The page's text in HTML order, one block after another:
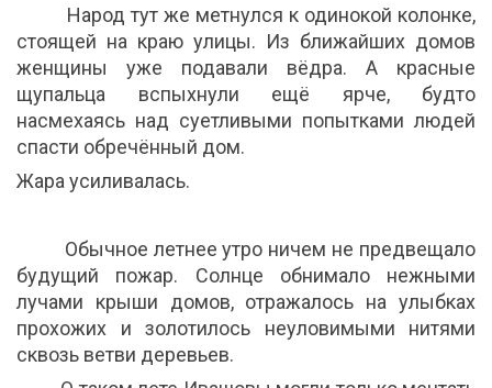
Народ тут же метнулся к одинокой колонке,
стоящей на краю улицы. Из ближайших домов
женщины уже подавали вёдра. А красные
щупальца вспыхнули ещё ярче, будто
насмехаясь над суетливыми попытками людей
спасти обречённый дом.
Жара усиливалась.
Обычное летнее утро ничем не предвещало
будущий пожар. Солнце обнимало нежными
лучами крыши домов, отражалось на улыбках
прохожих и золотилось неуловимыми нитями
сквозь ветви деревьев.